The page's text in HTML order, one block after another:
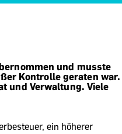
und musste
Kontrolle geraten war.
und Verwaltung. Viele
ein höherer